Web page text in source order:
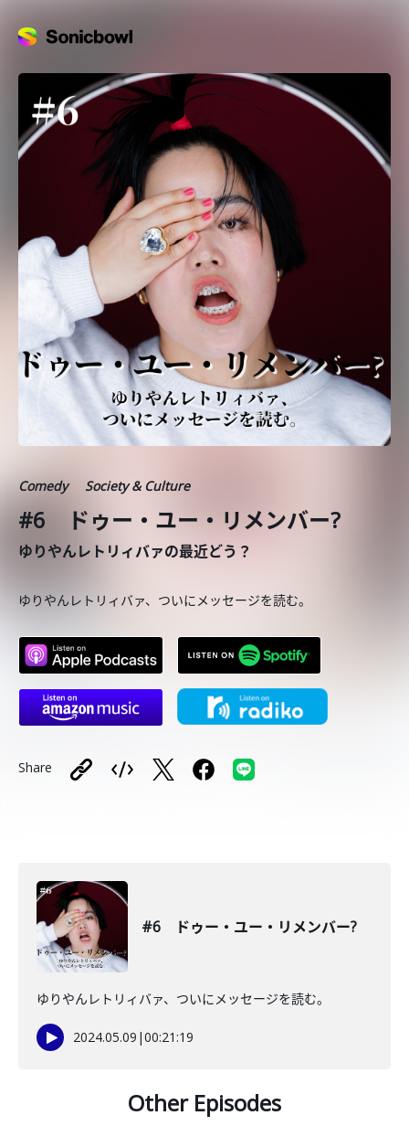
Comedy Society & Culture
#6 ドゥー・ユー・リメンバー?
ゆりやんレトリィバァの最近どう？
ゆりやんレトリィバァ、ついにメッセージを読む。
Share
#6 ドゥー・ユー・リメンバー?
ゆりやんレトリィバァ、ついにメッセージを読む。
2024.05.09 |00:21:19
Other Episodes